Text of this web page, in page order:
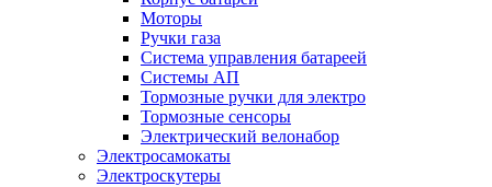
Моторы
Ручки газа
Система управления батареей
Системы АП
Тормозные ручки для электро
Тормозные сенсоры
Электрический велонабор
Электросамокаты
Электроскутеры